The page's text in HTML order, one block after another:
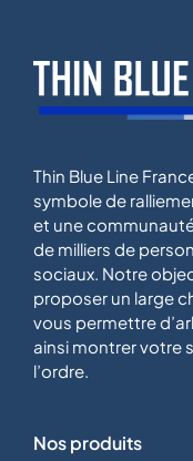
Thin Blue Line
symbole de
et une
de milliers de
sociaux. Notre
proposer un large
vous permettre
ainsi montrer votre
l’ordre.
Nos produits